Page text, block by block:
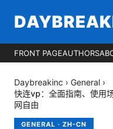
FRONT PAGEAUTHORS
Daybreakinc › General ›
快连vp：全面指南、使用
网自由
GENERAL · ZH-CN